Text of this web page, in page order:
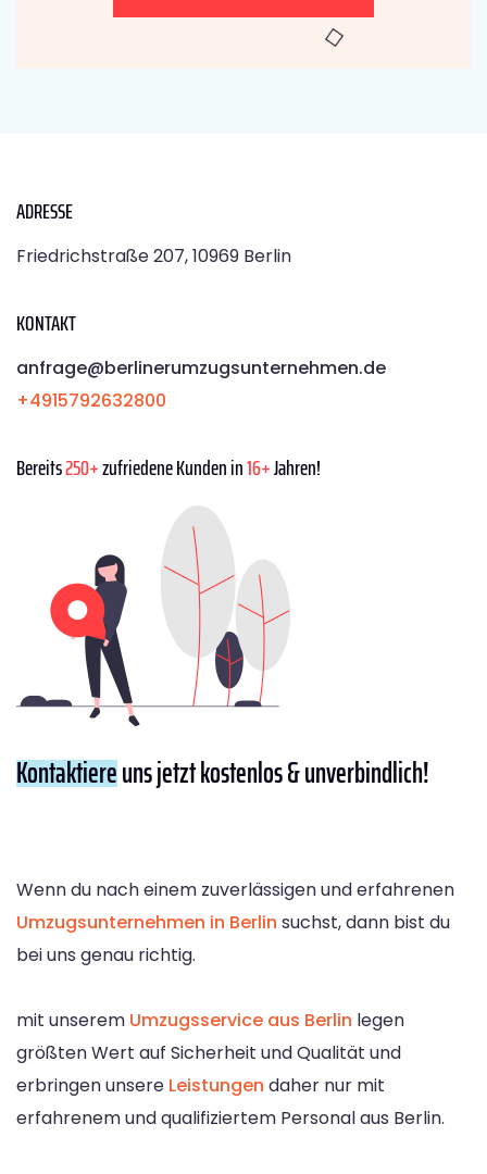
ADRESSE
Friedrichstraße 207, 10969 Berlin
KONTAKT
anfrage@berlinerumzugsunternehmen.de
+4915792632800
Bereits250+zufriedene Kunden in16+Jahren!
Kontaktiereuns jetzt kostenlos & unverbindlich!
Wenn du nach einem zuverlässigen und erfahrenen
Umzugsunternehmen in Berlin suchst, dann bist du
bei uns genau richtig.
mit unserem Umzugsservice aus Berlin legen
größten Wert auf Sicherheit und Qualität und
erbringen unsere Leistungen daher nur mit
erfahrenem und qualifiziertem Personal aus Berlin.